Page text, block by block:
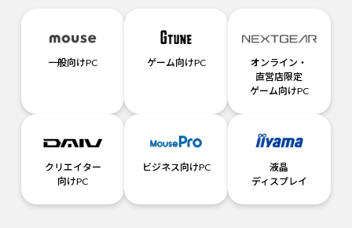
一般向けPC ゲーム向けPC
オンライン・
直営店限定
ゲーム向けPC
クリエイター
向けPC
ビジネス向けPC
液晶
ディスプレイ